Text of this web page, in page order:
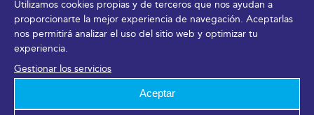
Utilizamos cookies propias y de terceros que nos ayudan a
proporcionarte la mejor experiencia de navegación. Aceptarlas
nos permitirá analizar el uso del sitio web y optimizar tu
experiencia.
Gestionar los servicios
Aceptar
promocionar e impulsar el desarrollo del sector
marítimo andaluz.
Más información en
página deFacebooky en el perfil de Twitter